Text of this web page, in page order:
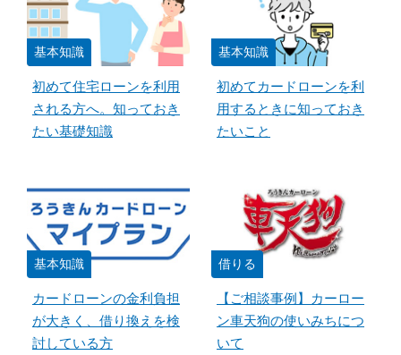
基本知識
初めて住宅ローンを利用
される方へ。知っておき
たい基礎知識
基本知識
初めてカードローンを利
用するときに知っておき
たいこと
基本知識
カードローンの金利負担
が大きく、借り換えを検
討している方
借りる
【ご相談事例】カーロー
ン車天狗の使いみちにつ
いて